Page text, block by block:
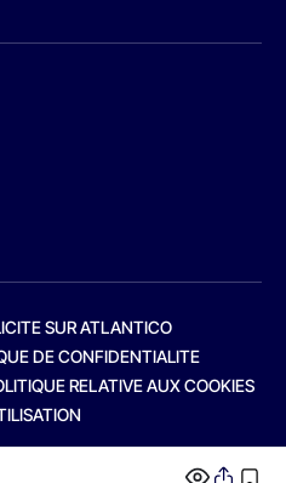
SUR ATLANTICO
DE CONFIDENTIALITE
RELATIVE AUX COOKIES